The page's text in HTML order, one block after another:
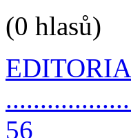
(0 hlasů)
56